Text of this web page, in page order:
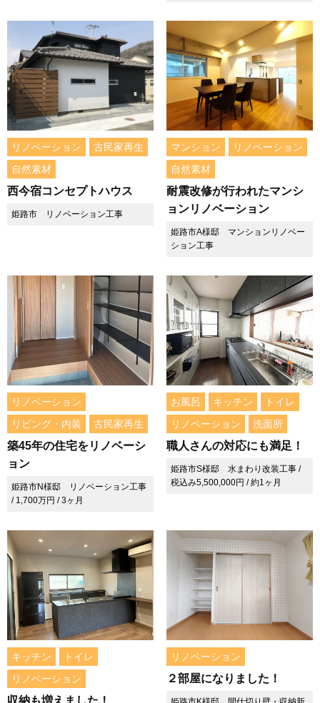
リノベーション
古民家再生
自然素材
西今宿コンセプトハウス
姫路市 リノベーション工事
マンション
リノベーション
自然素材
耐震改修が行われたマンシ
ョンリノベーション
姫路市A様邸 マンションリノベー
ション工事
リノベーション
リビング・内装
古民家再生
築45年の住宅をリノベーシ
ョン
姫路市N様邸 リノベーション工事
/ 1,700万円 / 3ヶ月
お風呂 キッチン
トイレ
リノベーション
洗面所
職人さんの対応にも満足！
姫路市S様邸 水まわり改装工事 /
税込み5,500,000円 / 約1ヶ月
キッチン
トイレ
リノベーション
リノベーション
２部屋になりました！